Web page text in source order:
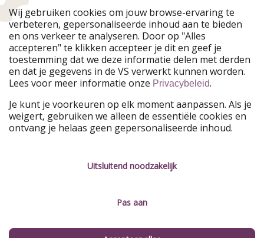
Onze markten
PiratinViaggio
HolidayPirates
WakacyjniPiraci
VoyagesPirates
Ferienpiraten
Urlaubspiraten
Urlaubspiraten
ViajerosPiratas
TravelPirates
HolidayPirates Group
Leer ons kennen Juridisch
Colofon
Beheer services
Wij gebruiken cookies om jouw browse-ervaring te
verbeteren, gepersonaliseerde inhoud aan te bieden
en ons verkeer te analyseren. Door op "Alles
accepteren" te klikken accepteer je dit en geef je
toestemming dat we deze informatie delen met derden
en dat je gegevens in de VS verwerkt kunnen worden.
Lees voor meer informatie onze Privacybeleid.
Je kunt je voorkeuren op elk moment aanpassen. Als je
weigert, gebruiken we alleen de essentiële cookies en
ontvang je helaas geen gepersonaliseerde inhoud.
Uitsluitend noodzakelijk
Pas aan